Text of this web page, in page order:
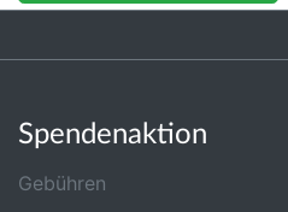
Spendenaktion
Gebühren